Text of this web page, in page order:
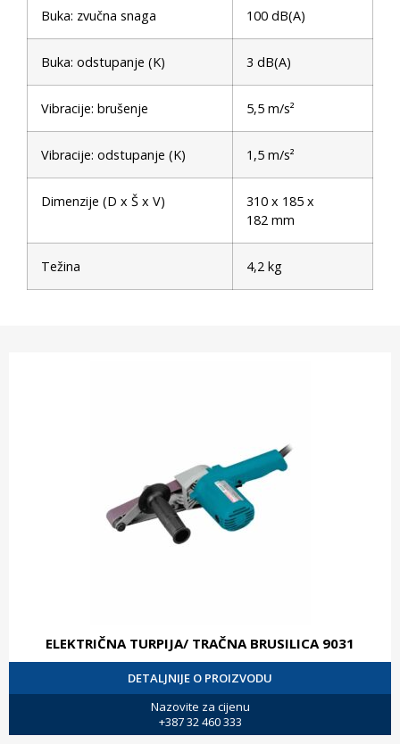
Buka: zvučna snaga 100 dB(A)
Buka: odstupanje (K) 3 dB(A)
Vibracije: brušenje 5,5 m/s²
Vibracije: odstupanje (K) 1,5 m/s²
Dimenzije (D x Š x V)
310 x 185 x
182 mm
Težina 4,2 kg
ELEKTRIČNA TURPIJA/ TRAČNA BRUSILICA 9031
DETALJNIJE O PROIZVODU
Nazovite za cijenu
+387 32 460 333